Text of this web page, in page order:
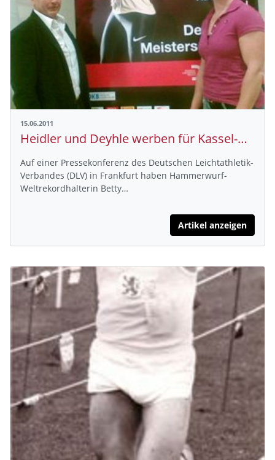
15.06.2011
Heidler und Deyhle werben für Kassel-DM
Auf einer Pressekonferenz des Deutschen Leichtathletik-
Verbandes (DLV) in Frankfurt haben Hammerwurf-
Weltrekordhalterin Betty…
Artikel anzeigen